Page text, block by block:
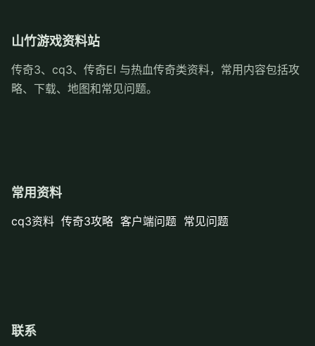
山竹游戏资料站
传奇3、cq3、传奇EI 与热血传奇类资料，常用内容包括攻
略、下载、地图和常见问题。
常用资料
cq3资料 传奇3攻略 客户端问题 常见问题
联系